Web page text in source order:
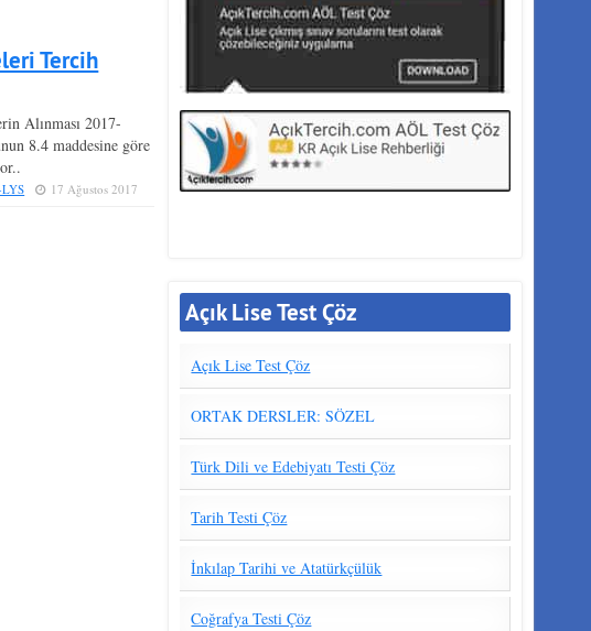
Tercih
Alınması 2017-
8.4 maddesine göre
17 Ağustos 2017
Açık Lise Test Çöz
Açık Lise Test Çöz
ORTAK DERSLER: SÖZEL
Türk Dili ve Edebiyatı Testi Çöz
Tarih Testi Çöz
İnkılap Tarihi ve Atatürkçülük
Coğrafya Testi Çöz